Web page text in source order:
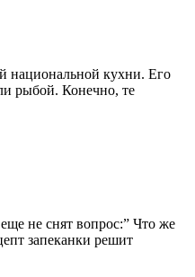
национальной кухни. Его
рыбой. Конечно, те
не снят вопрос:” Что же
запеканки решит